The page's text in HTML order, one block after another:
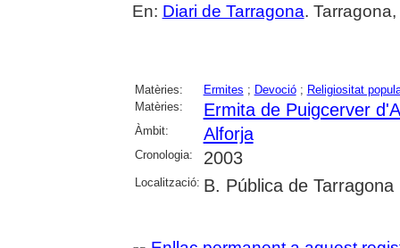
En: Diari de Tarragona.
Matèries: Ermites ; Devoció; Religiositat
Matèries:
Ermita de Puigcerver
Àmbit: Alforja
Cronologia: 2003
Localització: B. Pública de Tarragona